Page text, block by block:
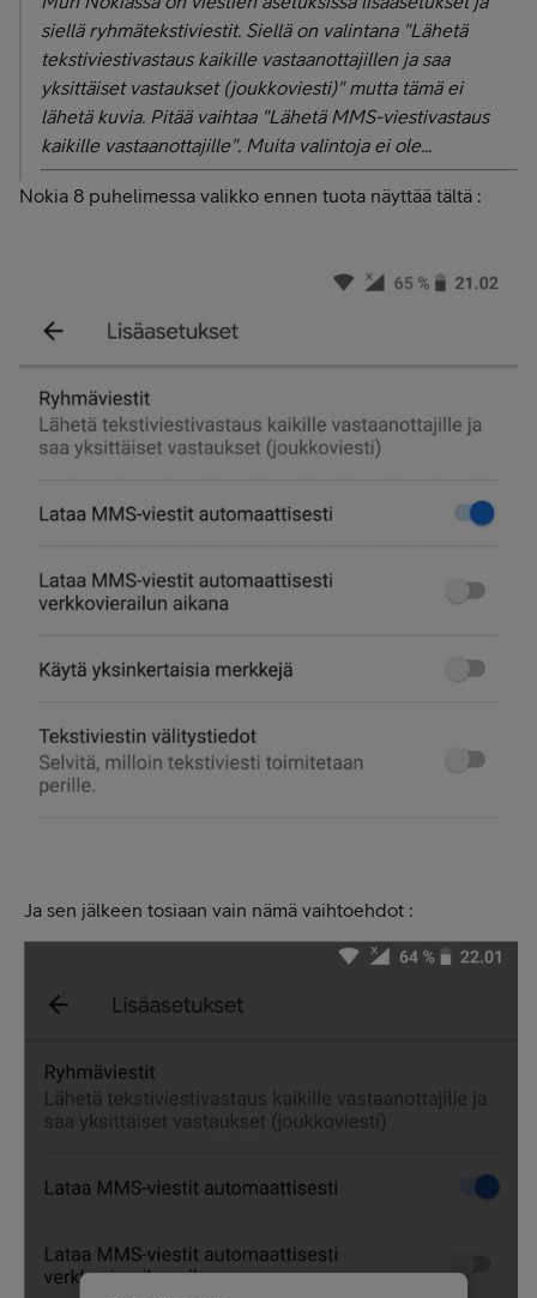
siellä ryhmätekstiviestit. Siellä on valintana "Lähetä
tekstiviestivastaus kaikille vastaanottajillen ja saa
yksittäiset vastaukset (joukkoviesti)" mutta tämä ei
lähetä kuvia. Pitää vaihtaa "Lähetä MMS-viestivastaus
kaikille vastaanottajille". Muita valintoja ei ole...
Nokia 8 puhelimessa valikko ennen tuota näyttää tältä :
Ja sen jälkeen tosiaan vain nämä vaihtoehdot :